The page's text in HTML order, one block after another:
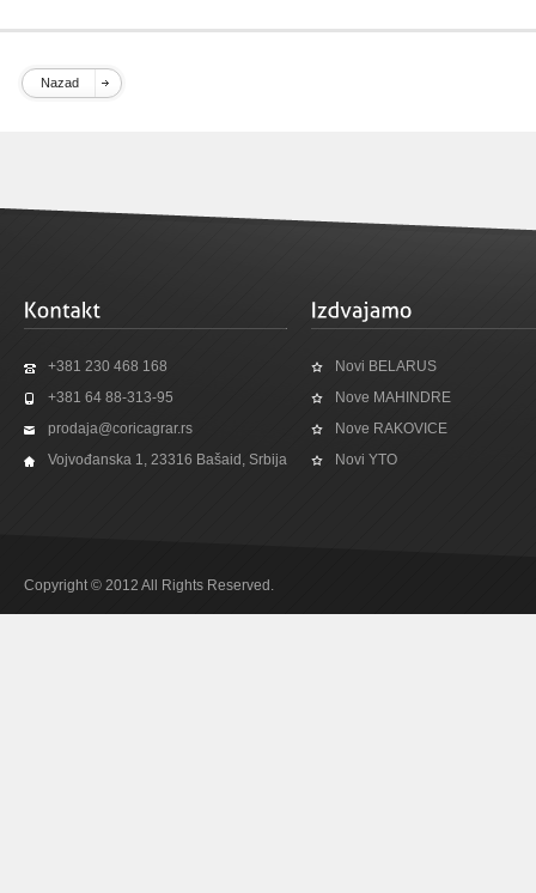
Nazad
+381 230 468 168
+381 64 88-313-95
prodaja@coricagrar.rs
Vojvođanska 1, 23316 Bašaid, Srbija
Novi BELARUS
Nove MAHINDRE
Nove RAKOVICE
Novi YTO
Copyright © 2012 All Rights Reserved.